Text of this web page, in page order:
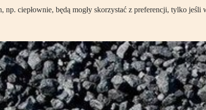
ciepłownie, będą mogły skorzystać z preferencji, tylko jeśli